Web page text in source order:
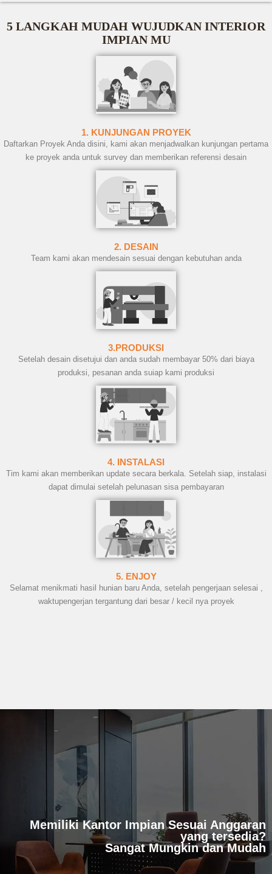
5 LANGKAH MUDAH WUJUDKAN INTERIOR
IMPIAN MU
1. KUNJUNGAN PROYEK
Daftarkan Proyek Anda disini, kami akan menjadwalkan kunjungan pertama
ke proyek anda untuk survey dan memberikan referensi desain
2. DESAIN
Team kami akan mendesain sesuai dengan kebutuhan anda
3.PRODUKSI
Setelah desain disetujui dan anda sudah membayar 50% dari biaya
produksi, pesanan anda suiap kami produksi
4. INSTALASI
Tim kami akan memberikan update secara berkala. Setelah siap, instalasi
dapat dimulai setelah pelunasan sisa pembayaran
5. ENJOY
Selamat menikmati hasil hunian baru Anda, setelah pengerjaan selesai ,
waktupengerjan tergantung dari besar / kecil nya proyek
Memiliki Kantor Impian Sesuai Anggaran
yang tersedia?
Sangat Mungkin dan Mudah